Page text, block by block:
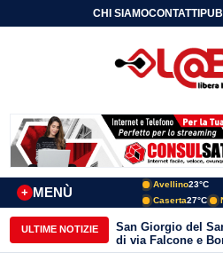
CHI SIAMOCONTATTI
MENÙ
+
Avellino23°C
Caserta27°C
ULTIME NOTIZIE
San Giorgio del
di via Falcone e